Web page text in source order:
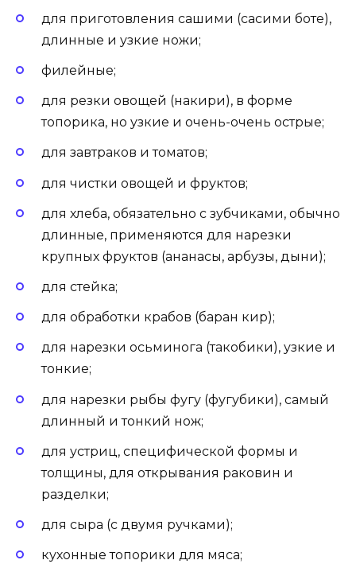
для приготовления сашими (сасими боте),
длинные и узкие ножи;
филейные;
для резки овощей (накири), в форме
топорика, но узкие и очень-очень острые;
для завтраков и томатов;
для чистки овощей и фруктов;
для хлеба, обязательно с зубчиками, обычно
длинные, применяются для нарезки
крупных фруктов (ананасы, арбузы, дыни);
для стейка;
для обработки крабов (баран кир);
для нарезки осьминога (такобики), узкие и
тонкие;
для нарезки рыбы фугу (фугубики), самый
длинный и тонкий нож;
для устриц, специфической формы и
толщины, для открывания раковин и
разделки;
для сыра (с двумя ручками);
кухонные топорики для мяса;